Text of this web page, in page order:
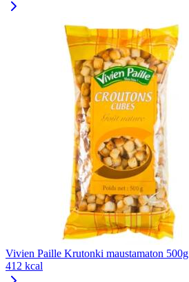
Vivien Paille Krutonki maustamaton 500g
412 kcal